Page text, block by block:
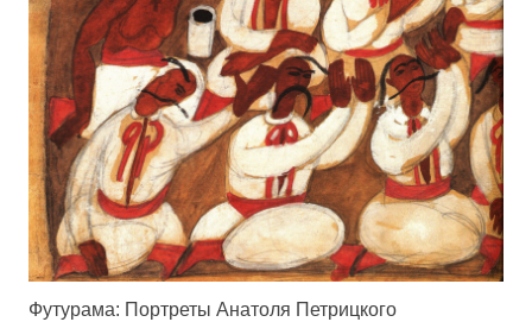
Футурама: Портреты Анатоля Петрицкого